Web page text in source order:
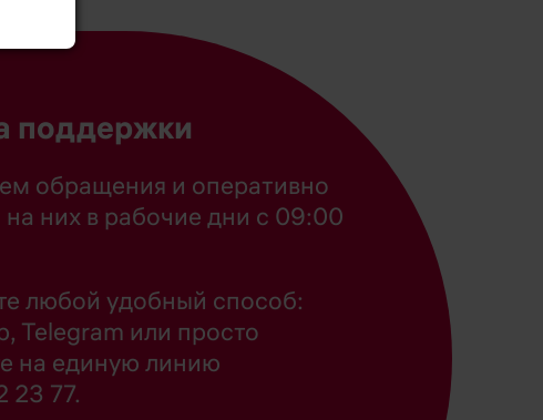
поддержки
обращения и оперативно
на них в рабочие дни с 09:00
любой удобный способ:
Telegram или просто
на единую линию
23 77.